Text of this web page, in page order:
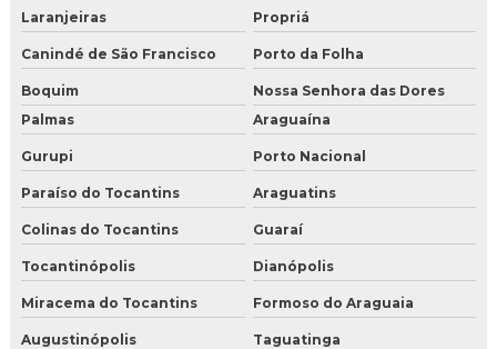
Laranjeiras Propriá
Canindé de São Francisco Porto da Folha
Boquim
Nossa Senhora das Dores
Palmas
Araguaína
Gurupi Porto Nacional
Paraíso do Tocantins Araguatins
Colinas do Tocantins Guaraí
Tocantinópolis Dianópolis
Miracema do Tocantins Formoso do Araguaia
Augustinópolis Taguatinga